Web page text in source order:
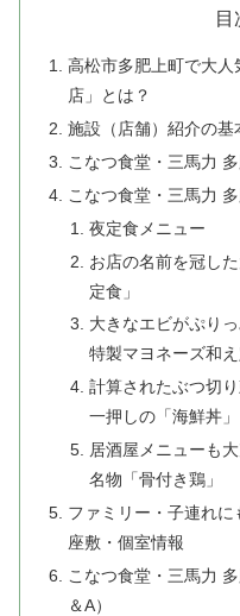
目
高松市多肥上町で大
店」とは？
施設（店舗）紹介の基
こなつ食堂・三馬力
こなつ食堂・三馬力
夜定食メニュー
お店の名前を冠し
定食」
大きなエビがぷり
特製マヨネーズ和え
計算されたぶつ切
一押しの「海鮮丼」
居酒屋メニューも
名物「骨付き鶏」
ファミリー・子連れに
座敷・個室情報
こなつ食堂・三馬力
＆A）